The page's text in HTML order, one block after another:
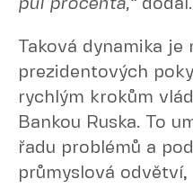
půl procenta,“ dodal.
Taková dynamika je
prezidentových
rychlým krokům
Bankou Ruska. To
řadu problémů a
průmyslová